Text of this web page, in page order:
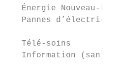
Énergie Nouveau-
Pannes
Télé-soins
Information (santé